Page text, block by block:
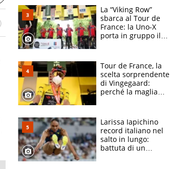
mirino
La “Viking Row”
sbarca al Tour de
France: la Uno-X
porta in gruppo il
compagni
Tour de France, la
scelta sorprendente
di Vingegaard:
perché la maglia
rischio da evitare
Larissa Iapichino
record italiano nel
salto in lungo:
battuta di un